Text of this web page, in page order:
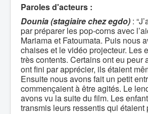
Paroles d'acteurs :
Dounia (stagiaire chez egdo) :
par préparer les pop-corns avec
Mariama et Fatoumata. Puis nous
chaises et le vidéo projecteur. Les
très contents. Certains ont eu peur
ont fini par apprécier, ils étaient
Ensuite nous avons fait un petit
commençaient à être agités. Le
avons vu la suite du film. Les
transmis leurs ressentis qui étaient